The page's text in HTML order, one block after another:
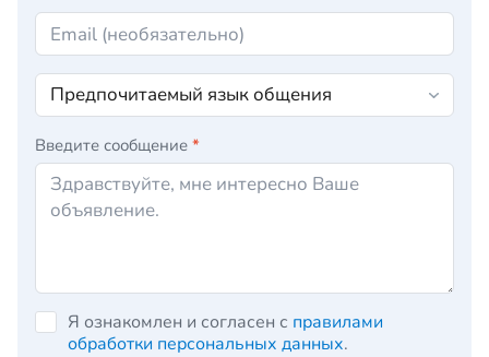
Введите сообщение *
Я ознакомлен и согласен с правилами
обработки персональных данных.